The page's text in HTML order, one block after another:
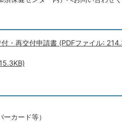
・再交付申請書 (PDFファイル:
カード等）